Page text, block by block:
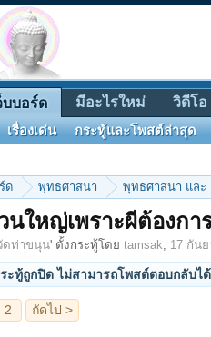
ด พุทธศาสนา พุทธศาสนา และ
นใหญ่เพราะผีต้องกา
ดท่าขนุน' ตั้งกระทู้โดย tamsak, 17 กัน
ะทู้ถูกปิด ไม่สามารถโพสต์ตอบกลับได้
>
บบอร์ด
เรื่องเด่น กระทู้และโพสต์ล่าสุด
มีอะไรใหม่ วิดีโอ